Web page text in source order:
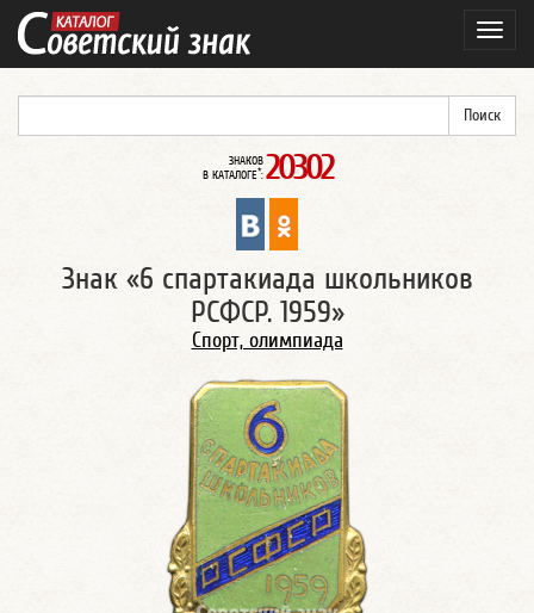
ЗНАКОВ
В КАТАЛОГЕ*: 20302
Знак «6 спартакиада школьников
РСФСР. 1959»
Спорт, олимпиада